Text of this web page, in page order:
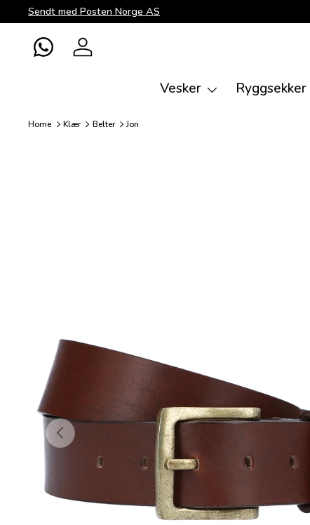
Direkte til innhold
Sendt med Posten Norge AS
WhatsAppLogg inn
Vesker Ryggsekker
Home Klær Belter Jori
Forrige